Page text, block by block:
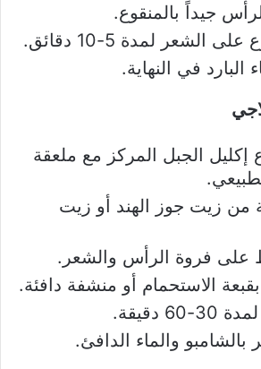
جيداً بالمنقوع.
الشعر لمدة 5-10 دقائق.
في النهاية.
الجبل المركز مع ملعقة
من زيت جوز الهند أو زيت
على فروة الرأس والشعر.
الاستحمام أو منشفة دافئة.
دقيقة.
والماء الدافئ.